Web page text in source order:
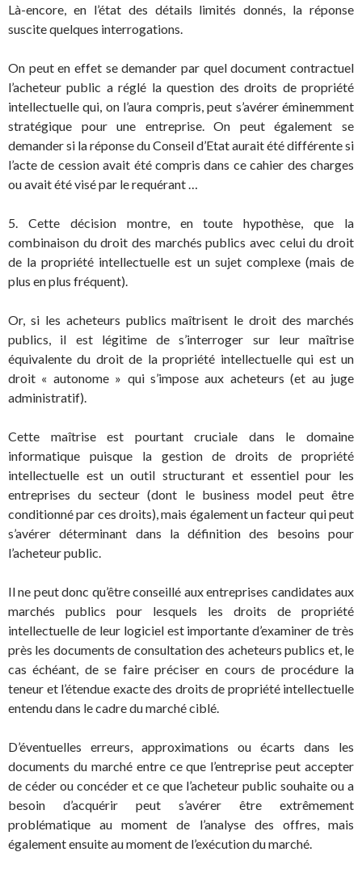
Là-encore, en l’état des détails limités donnés, la réponse
suscite quelques interrogations.
On peut en effet se demander par quel document contractuel
l’acheteur public a réglé la question des droits de propriété
intellectuelle qui, on l’aura compris, peut s’avérer éminemment
stratégique pour une entreprise. On peut également se
demander si la réponse du Conseil d’Etat aurait été différente si
l’acte de cession avait été compris dans ce cahier des charges
ou avait été visé par le requérant …
5. Cette décision montre, en toute hypothèse, que la
combinaison du droit des marchés publics avec celui du droit
de la propriété intellectuelle est un sujet complexe (mais de
plus en plus fréquent).
Or, si les acheteurs publics maîtrisent le droit des marchés
publics, il est légitime de s’interroger sur leur maîtrise
équivalente du droit de la propriété intellectuelle qui est un
droit « autonome » qui s’impose aux acheteurs (et au juge
administratif).
Cette maîtrise est pourtant cruciale dans le domaine
informatique puisque la gestion de droits de propriété
intellectuelle est un outil structurant et essentiel pour les
entreprises du secteur (dont le business model peut être
conditionné par ces droits), mais également un facteur qui peut
s’avérer déterminant dans la définition des besoins pour
l’acheteur public.
Il ne peut donc qu’être conseillé aux entreprises candidates aux
marchés publics pour lesquels les droits de propriété
intellectuelle de leur logiciel est importante d’examiner de très
près les documents de consultation des acheteurs publics et, le
cas échéant, de se faire préciser en cours de procédure la
teneur et l’étendue exacte des droits de propriété intellectuelle
entendu dans le cadre du marché ciblé.
D’éventuelles erreurs, approximations ou écarts dans les
documents du marché entre ce que l’entreprise peut accepter
de céder ou concéder et ce que l’acheteur public souhaite ou a
besoin d’acquérir peut s’avérer être extrêmement
problématique au moment de l’analyse des offres, mais
également ensuite au moment de l’exécution du marché.